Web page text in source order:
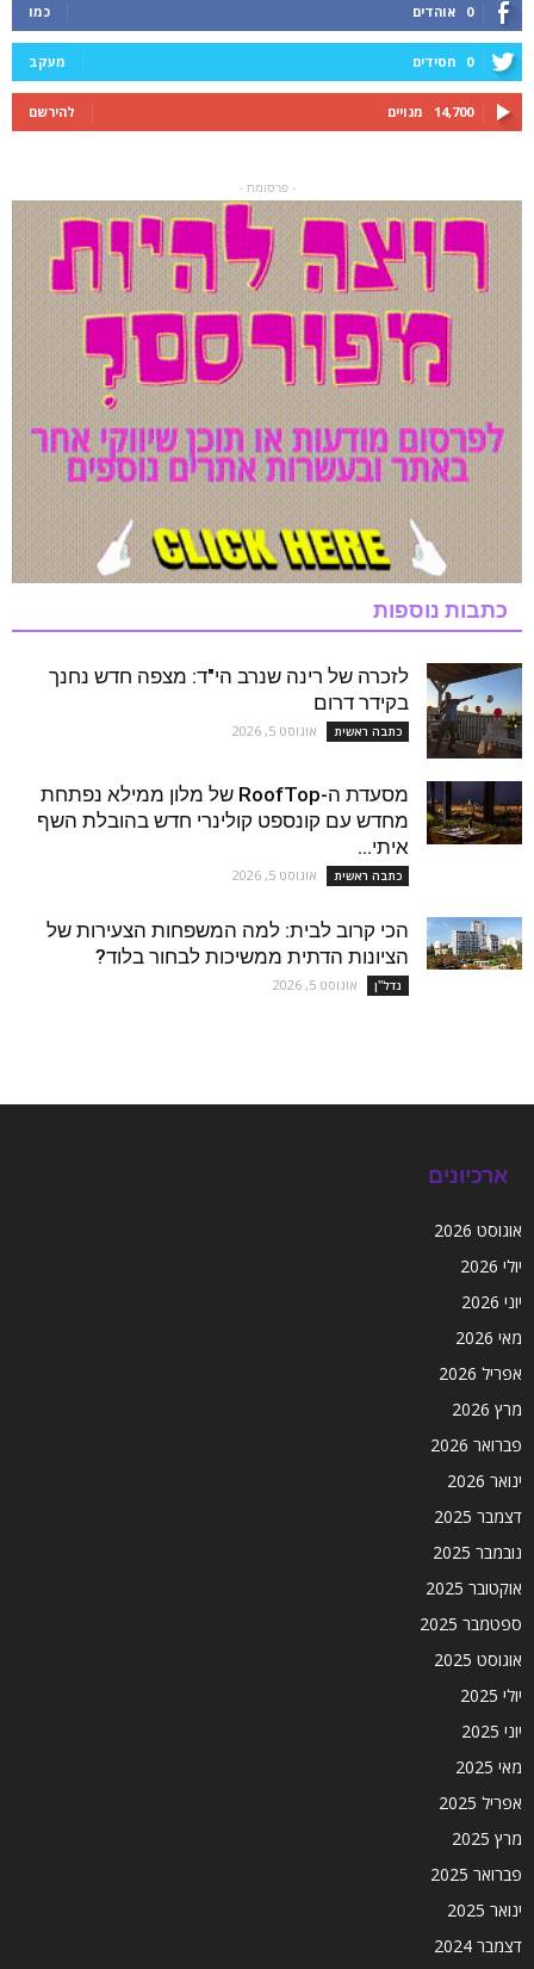
0 אוהדים כמו
0 חסידים מעקב
14,700 מנויים להירשם
- פרסומת -
כתבות נוספות
לזכרה של רינה שנרב הי"ד: מצפה חדש נחנך
בקידר דרום
כתבה ראשית אוגוסט 5, 2026
מסעדת ה-RoofTop של מלון ממילא נפתחת
מחדש עם קונספט קולינרי חדש בהובלת השף
איתי...
כתבה ראשית אוגוסט 5, 2026
הכי קרוב לבית: למה המשפחות הצעירות של
הציונות הדתית ממשיכות לבחור בלוד?
נדל''ן אוגוסט 5, 2026
ארכיונים
אוגוסט 2026
יולי 2026
יוני 2026
מאי 2026
אפריל 2026
מרץ 2026
פברואר 2026
ינואר 2026
דצמבר 2025
נובמבר 2025
אוקטובר 2025
ספטמבר 2025
אוגוסט 2025
יולי 2025
יוני 2025
מאי 2025
אפריל 2025
מרץ 2025
פברואר 2025
ינואר 2025
דצמבר 2024